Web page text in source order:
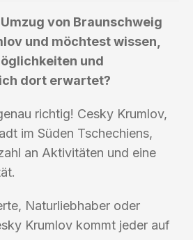
von Braunschweig
und möchtest wissen,
und
dort erwartet?
richtig! Cesky Krumlov,
im Süden Tschechiens,
an Aktivitäten und eine
Naturliebhaber oder
Krumlov kommt jeder auf